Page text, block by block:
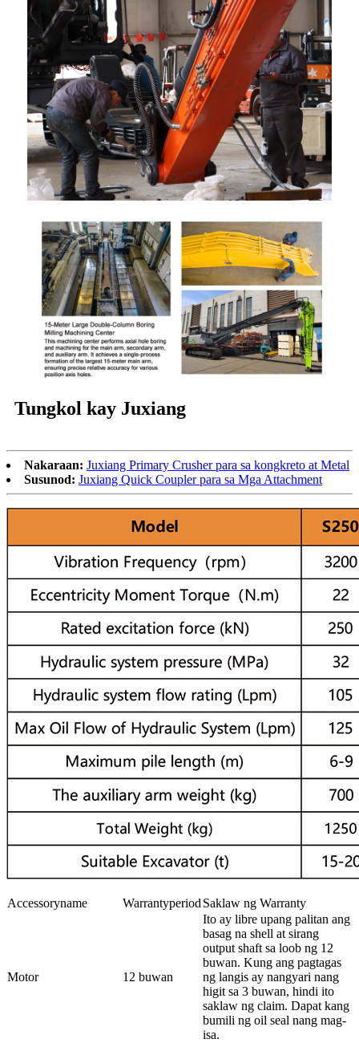
Tungkol kay Juxiang
Nakaraan: Juxiang Primary Crusher para sa kongkreto at Metal
Susunod: Juxiang Quick Coupler para sa Mga Attachment
Accessoryname Warrantyperiod Saklaw ng Warranty
Motor 12 buwan
Ito ay libre upang palitan ang
basag na shell at sirang
output shaft sa loob ng 12
buwan. Kung ang pagtagas
ng langis ay nangyari nang
higit sa 3 buwan, hindi ito
saklaw ng claim. Dapat kang
bumili ng oil seal nang mag-
isa.